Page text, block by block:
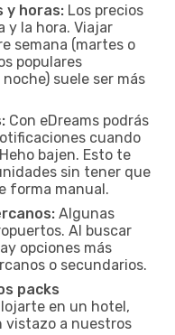
y horas: Los precios
y la hora. Viajar
semana (martes o
populares
suele ser más
Con eDreams podrás
cuando
bajen. Esto te
sin tener que
forma manual.
Algunas
Al buscar
opciones más
o secundarios.
packs
en un hotel,
vistazo a nuestros